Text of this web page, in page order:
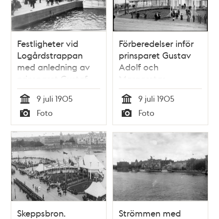
Festligheter vid
Logårdstrappan
med anledning av
prinsparet Gustaf
Adolfs och
Margareta av
Connaughts
hemkomst 9 juli
1905 efter deras
bröllop i England
Tid
9 juli 1905
Typ
Foto
Förberedelser inför
prinsparet Gustav
Adolf och
Margaretas
ankomst den 9 juli
1905
Tid
9 juli 1905
Typ
Foto
Skeppsbron.
Strömmen med